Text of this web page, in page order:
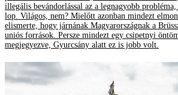
illegális bevándorlással az a legnagyobb
lop. Világos, nem? Mielőtt azonban mindezt
elismerte, hogy járnának Magyarországnak a
uniós források. Persze mindezt egy csipetnyi
megjegyezve, Gyurcsány alatt ez is jobb volt.